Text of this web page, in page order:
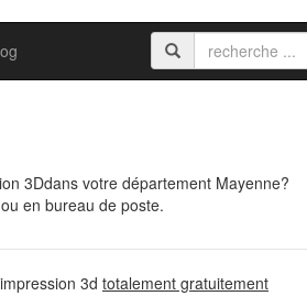
3Ddans votre département Mayenne?
en bureau de poste.
3d totalement gratuitement